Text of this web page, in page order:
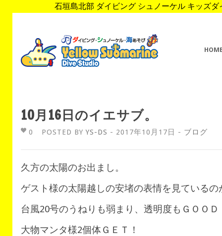
石垣島北部 ダイビング シュノーケル キッズ
10月16日のイエサブ。
0 POSTED BY YS-DS - 2017年10月17日 - ブログ
久方の太陽のお出まし。
ゲスト様の太陽越しの安堵の表情を見ている
台風20号のうねりも弱まり、透明度もＧＯＯＤ
大物マンタ様2個体ＧＥＴ！